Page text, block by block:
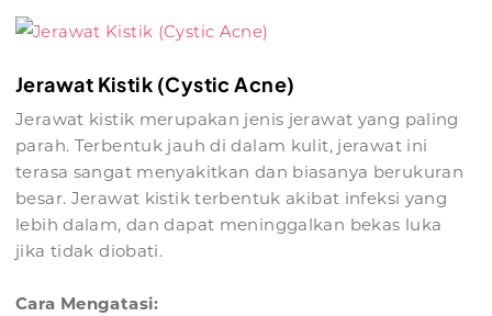
Jerawat Kistik (Cystic Acne)
Jerawat kistik merupakan jenis jerawat yang paling
parah. Terbentuk jauh di dalam kulit, jerawat ini
terasa sangat menyakitkan dan biasanya berukuran
besar. Jerawat kistik terbentuk akibat infeksi yang
lebih dalam, dan dapat meninggalkan bekas luka
jika tidak diobati.
Cara Mengatasi: